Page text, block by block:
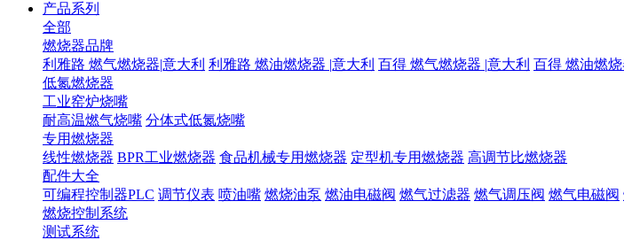
产品系列
全部
燃烧器品牌
利雅路 燃气燃烧器|意大利 利雅路 燃油燃烧器 |意大利 百得 燃气燃烧器 |意大利 百得 燃油燃烧
低氮燃烧器
工业窑炉烧嘴
耐高温燃气烧嘴 分体式低氮烧嘴
专用燃烧器
线性燃烧器 BPR工业燃烧器 食品机械专用燃烧器 定型机专用燃烧器 高调节比燃烧器
配件大全
可编程控制器PLC 调节仪表 喷油嘴 燃烧油泵 燃油电磁阀 燃气过滤器 燃气调压阀 燃气电磁阀
燃烧控制系统
测试系统